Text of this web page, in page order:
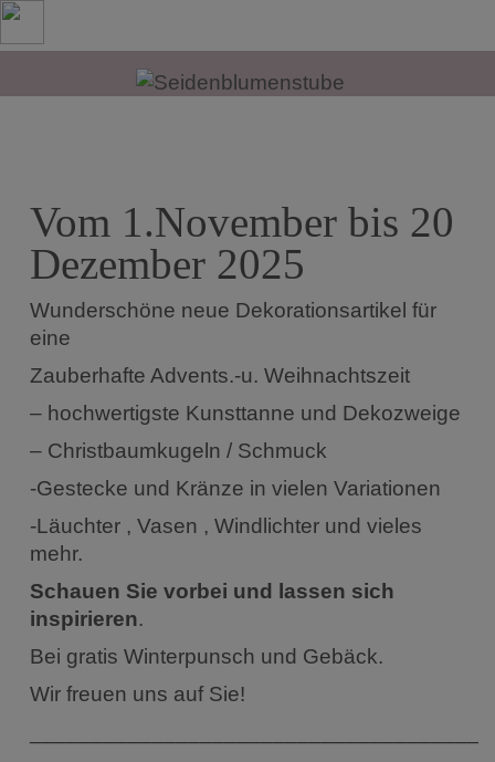
Vom 1.November bis 20
Dezember 2025
Wunderschöne neue Dekorationsartikel für
eine
Zauberhafte Advents.-u. Weihnachtszeit
– hochwertigste Kunsttanne und Dekozweige
– Christbaumkugeln / Schmuck
-Gestecke und Kränze in vielen Variationen
-Läuchter , Vasen , Windlichter und vieles
mehr.
Schauen Sie vorbei und lassen sich
inspirieren.
Bei gratis Winterpunsch und Gebäck.
Wir freuen uns auf Sie!